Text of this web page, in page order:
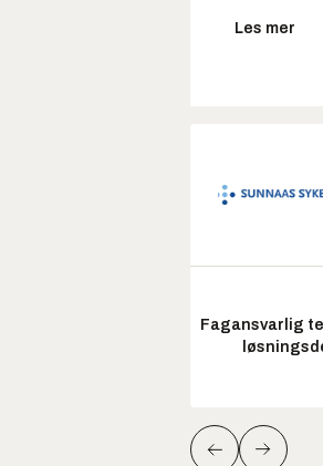
Les mer
Fagansvarlig